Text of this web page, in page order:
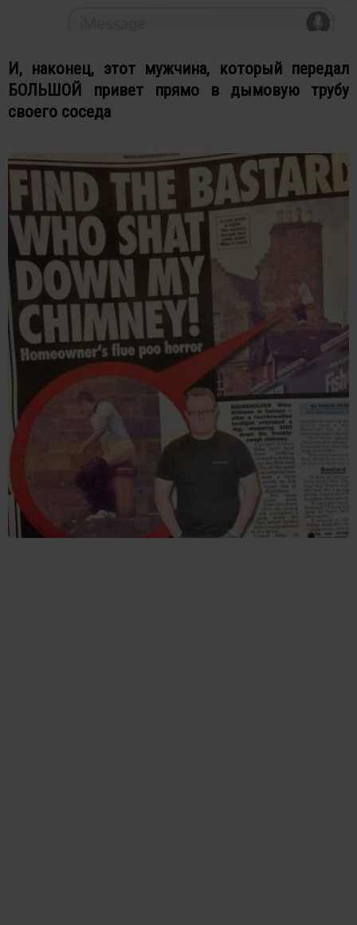
И, наконец, этот мужчина, который передал
БОЛЬШОЙ привет прямо в дымовую трубу
своего соседа